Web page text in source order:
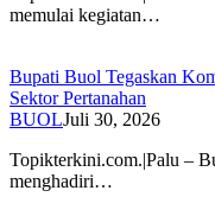
memulai kegiatan…
Bupati Buol Tegaskan
Sektor Pertanahan
BUOLJuli 30, 2026
Topikterkini.com.|Palu –
menghadiri…